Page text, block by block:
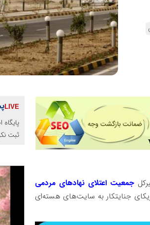
جمعیت اعتلای نهادهای مردمی
جنایتکار به سایت‌های هسته‌ای
ثبت